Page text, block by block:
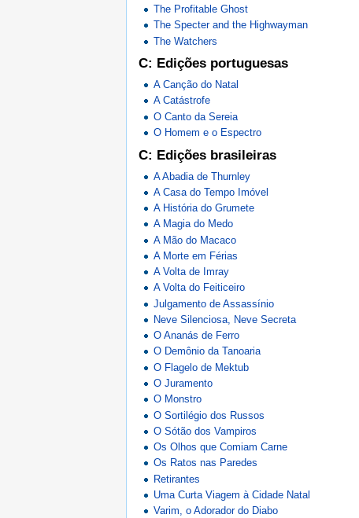
The Profitable Ghost
The Specter and the Highwayman
The Watchers
C: Edições portuguesas
A Canção do Natal
A Catástrofe
O Canto da Sereia
O Homem e o Espectro
C: Edições brasileiras
A Abadia de Thurnley
A Casa do Tempo Imóvel
A História do Grumete
A Magia do Medo
A Mão do Macaco
A Morte em Férias
A Volta de Imray
A Volta do Feiticeiro
Julgamento de Assassínio
Neve Silenciosa, Neve Secreta
O Ananás de Ferro
O Demônio da Tanoaria
O Flagelo de Mektub
O Juramento
O Monstro
O Sortilégio dos Russos
O Sótão dos Vampiros
Os Olhos que Comiam Carne
Os Ratos nas Paredes
Retirantes
Uma Curta Viagem à Cidade Natal
Varim, o Adorador do Diabo